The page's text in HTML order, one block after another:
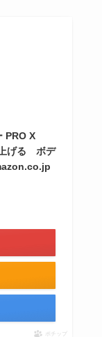
PRO X
げる ボデ
ポチップ